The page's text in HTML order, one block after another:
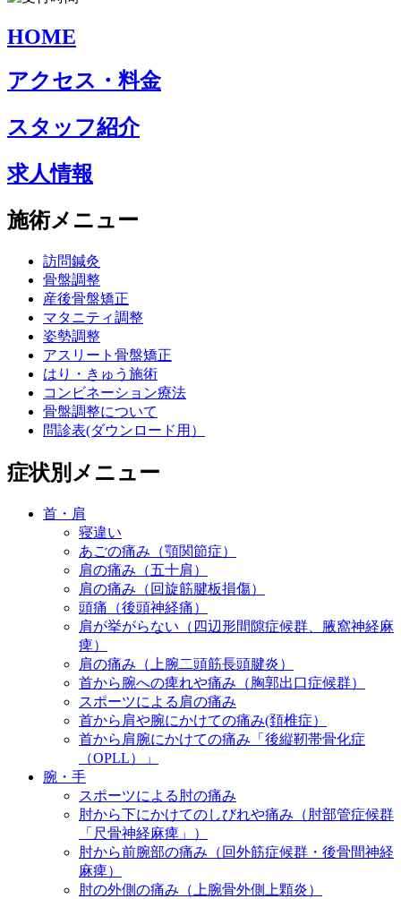
HOME
アクセス・料金
スタッフ紹介
求人情報
施術メニュー
訪問鍼灸
骨盤調整
産後骨盤矯正
マタニティ調整
姿勢調整
アスリート骨盤矯正
はり・きゅう施術
コンビネーション療法
骨盤調整について
問診表(ダウンロード用）
症状別メニュー
首・肩
寝違い
あごの痛み（顎関節症）
肩の痛み（五十肩）
肩の痛み（回旋筋腱板損傷）
頭痛（後頭神経痛）
肩が挙がらない（四辺形間隙症候群、腋窩神経麻
痺）
肩の痛み（上腕二頭筋長頭腱炎）
首から腕への痺れや痛み（胸郭出口症候群）
スポーツによる肩の痛み
首から肩や腕にかけての痛み(頚椎症）
首から肩腕にかけての痛み「後縦靭帯骨化症
（OPLL）」
腕・手
スポーツによる肘の痛み
肘から下にかけてのしびれや痛み（肘部管症候群
「尺骨神経麻痺」）
肘から前腕部の痛み（回外筋症候群・後骨間神経
麻痺）
肘の外側の痛み（上腕骨外側上顆炎）